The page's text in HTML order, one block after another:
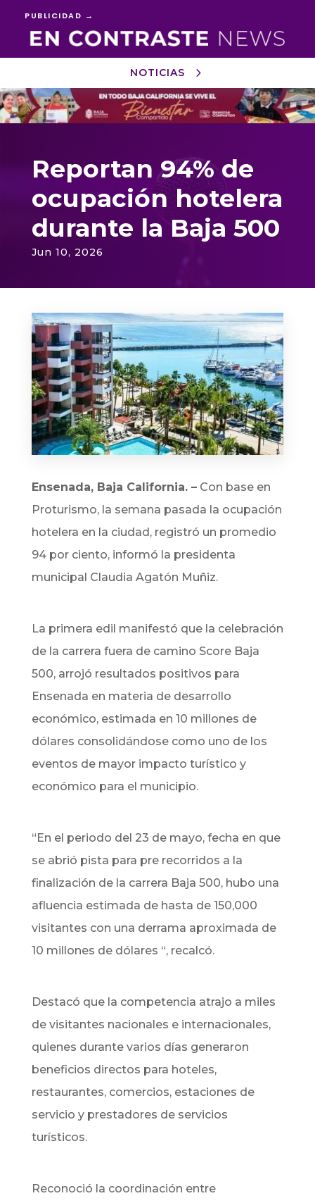
PUBLICIDAD →
NOTICIAS
Reproductor
de
vídeo
Reportan 94% de
ocupación hotelera
durante la Baja 500
Jun 10, 2026
Ensenada, Baja California. –Con base en
Proturismo, la semana pasada la ocupación
hotelera en la ciudad, registró un promedio
94 por ciento, informó la presidenta
municipal Claudia Agatón Muñiz.
La primera edil manifestó que la celebración
de la carrera fuera de camino Score Baja
500, arrojó resultados positivos para
Ensenada en materia de desarrollo
económico, estimada en 10 millones de
dólares consolidándose como uno de los
eventos de mayor impacto turístico y
económico para el municipio.
“En el periodo del 23 de mayo, fecha en que
se abrió pista para pre recorridos a la
finalización de la carrera Baja 500, hubo una
afluencia estimada de hasta de 150,000
visitantes con una derrama aproximada de
10 millones de dólares “, recalcó.
Destacó que la competencia atrajo a miles
de visitantes nacionales e internacionales,
quienes durante varios días generaron
beneficios directos para hoteles,
restaurantes, comercios, estaciones de
servicio y prestadores de servicios
turísticos.
Reconoció la coordinación entre